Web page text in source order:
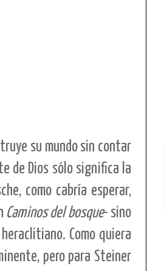
su mundo sin contar
de Dios sólo significa la
como cabría esperar,
Caminos del bosque- sino
Como quiera
pero para Steiner